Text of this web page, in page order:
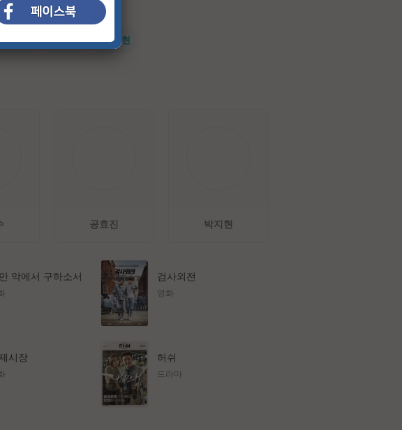
수부대 #소지섭 #전지현
공효진 박지현
악에서 구하소서 검사외전
영화
시장 허쉬
드라마